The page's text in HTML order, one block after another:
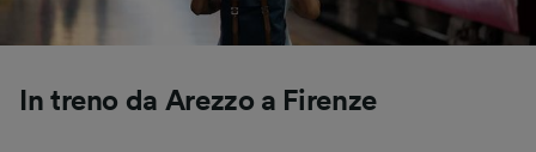
In treno da Arezzo a Firenze
Utilizzare dati di geolocalizzazione precisi.
Scansione attiva delle caratteristiche del
Archiviare informazioni su dispositivo e/o
accedervi. Pubblicità e contenuti